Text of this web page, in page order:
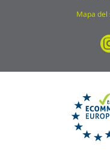
Mapa del